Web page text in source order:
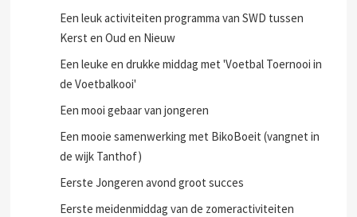
Een leuk activiteiten programma van SWD tussen
Kerst en Oud en Nieuw
Een leuke en drukke middag met 'Voetbal Toernooi in
de Voetbalkooi'
Een mooi gebaar van jongeren
Een mooie samenwerking met BikoBoeit (vangnet in
de wijk Tanthof)
Eerste Jongeren avond groot succes
Eerste meidenmiddag van de zomeractiviteiten